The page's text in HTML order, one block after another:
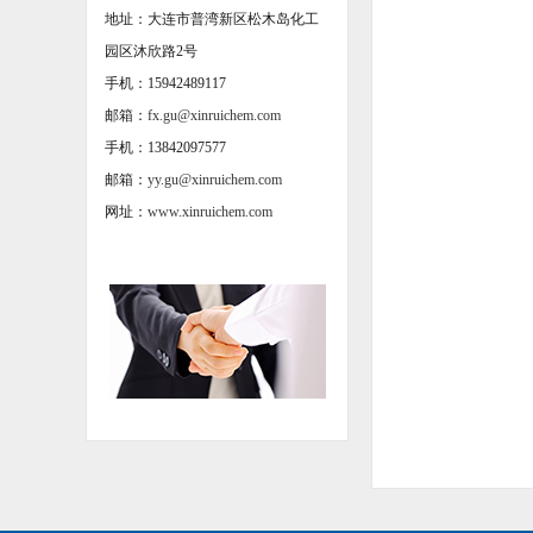
地址：大连市普湾新区松木岛化工
园区沐欣路2号
手机：15942489117
邮箱： fx.gu@xinruichem.com
手机：13842097577
邮箱： yy.gu@xinruichem.com
网址： www.xinruichem.com